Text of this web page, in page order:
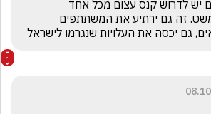
גם יכסה את העלויות שנגרמו לישראל